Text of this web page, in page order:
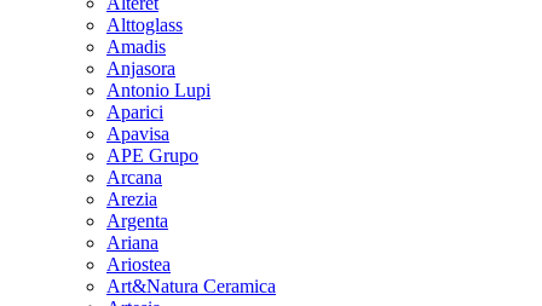
Alttoglass
Amadis
Anjasora
Antonio Lupi
Aparici
Apavisa
APE Grupo
Arcana
Arezia
Argenta
Ariana
Ariostea
Art&Natura Ceramica